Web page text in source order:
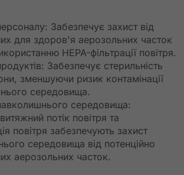
Забезпечує захист від
для здоров'я аерозольних часток
HEPA-фільтрації повітря.
Забезпечує стерильність
зменшуючи ризик контамінації
середовища.
середовища:
потік повітря та
повітря забезпечують захист
середовища від потенційно
аерозольних часток.